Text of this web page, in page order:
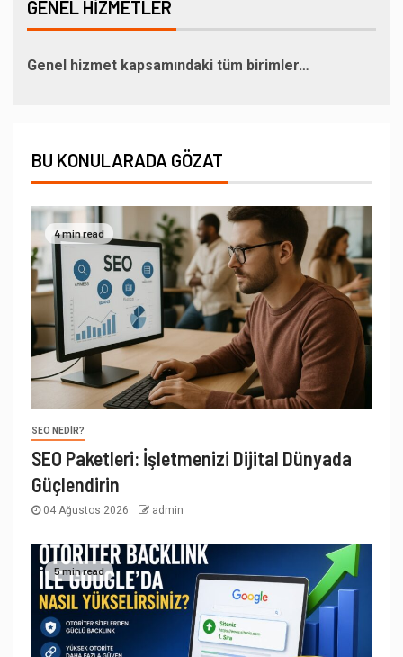
GENEL HIZMETLER
Genel hizmet kapsamındaki tüm birimler…
BU KONULARADA GÖZAT
4 min read
SEO NEDIR?
SEO Paketleri: İşletmenizi Dijital Dünyada
Güçlendirin
04 Ağustos 2026 admin
5 min read